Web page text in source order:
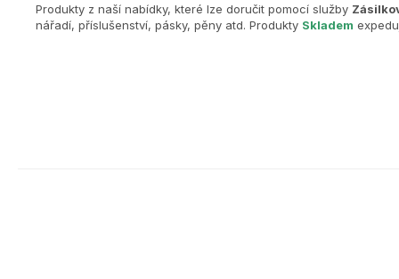
Produkty z naší nabídky, které lze doručit pomocí služby
nářadí, příslušenství, pásky, pěny atd. Produkty Skladem